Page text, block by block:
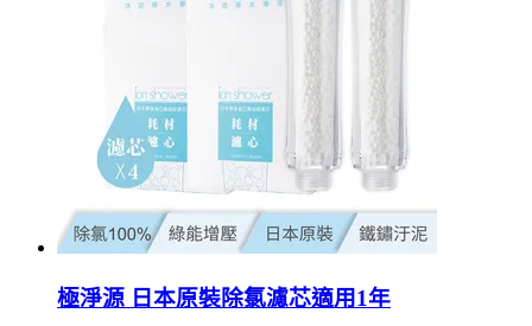
極淨源 日本原裝除氯濾芯適用1年